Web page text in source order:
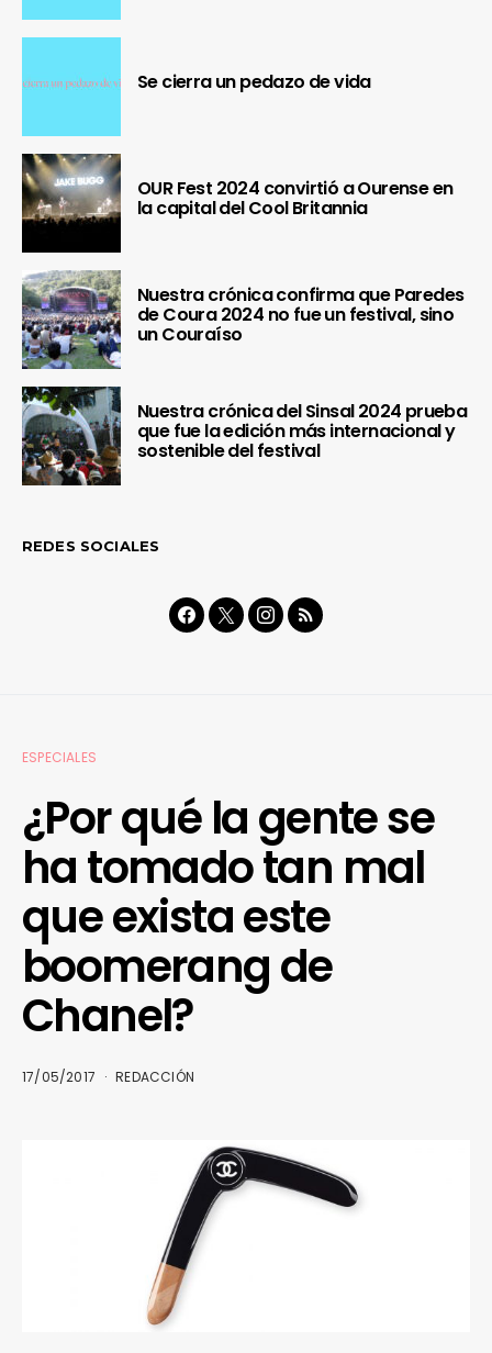
Se cierra un pedazo de vida
OUR Fest 2024 convirtió a Ourense en
la capital del Cool Britannia
Nuestra crónica confirma que Paredes
de Coura 2024 no fue un festival, sino
un Couraíso
Nuestra crónica del Sinsal 2024 prueba
que fue la edición más internacional y
sostenible del festival
REDES SOCIALES
ESPECIALES
¿Por qué la gente se
ha tomado tan mal
que exista este
boomerang de
Chanel?
17/05/2017 REDACCIÓN